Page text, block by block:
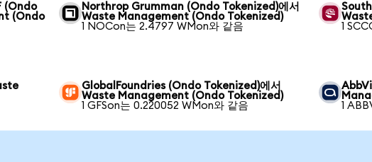
(Ondo
(Ondo
Northrop Grumman (Ondo Tokenized)에서
Waste Management (Ondo Tokenized)
1 NOCon는 2.4797 WMon와 같음
1
GlobalFoundries (Ondo Tokenized)에서
Waste Management (Ondo Tokenized)
1 GFSon는 0.220052 WMon와 같음
1